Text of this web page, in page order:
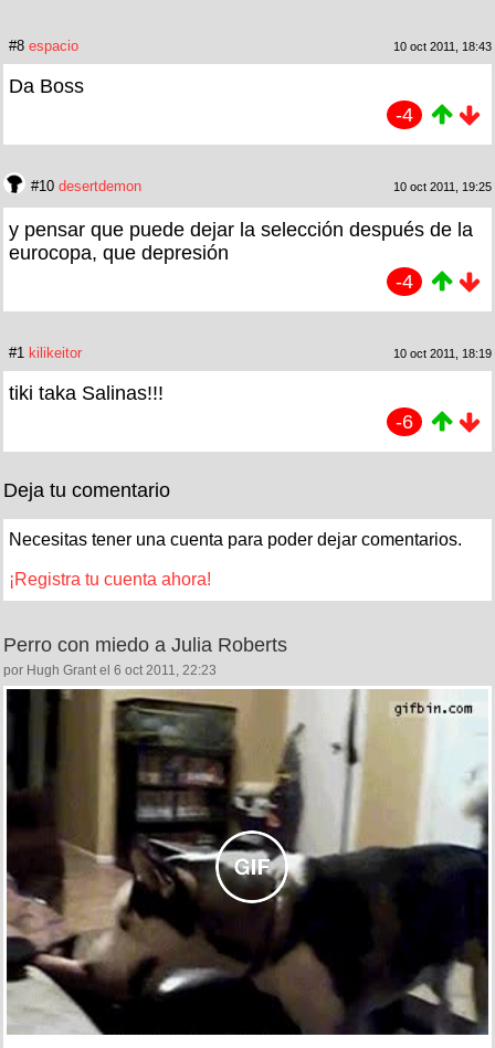
#8 espacio 10 oct 2011, 18:43
Da Boss
-4
#10 desertdemon 10 oct 2011, 19:25
y pensar que puede dejar la selección después de la
eurocopa, que depresión
-4
#1 kilikeitor 10 oct 2011, 18:19
tiki taka Salinas!!!
-6
Deja tu comentario
Necesitas tener una cuenta para poder dejar comentarios.
¡Registra tu cuenta ahora!
Perro con miedo a Julia Roberts
por Hugh Grant el 6 oct 2011, 22:23